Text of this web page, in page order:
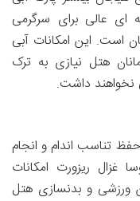
ای عالی برای سرگرمی
است. این امکانات آبی
هتل نیازی به ترک
نخواهند داشت.
تناسب اندام و انجام
غزال ریزورت امکانات
ورزشی و بدنسازی هتل